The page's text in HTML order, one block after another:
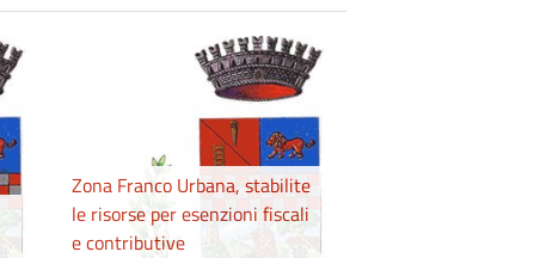
Zona Franco Urbana, stabilite
le risorse per esenzioni fiscali
e contributive